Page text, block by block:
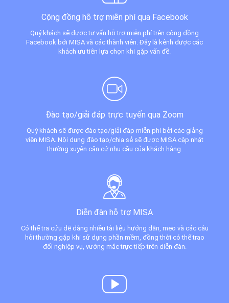
Cộng đồng hỗ trợ miễn phí qua Facebook
Quý khách sẽ được tư vấn hỗ trợ miễn phí trên cộng đồng
Facebook bởi MISA và các thành viên. Đây là kênh được các
khách ưu tiên lựa chọn khi gặp vấn đề.
Đào tạo/giải đáp trực tuyến qua Zoom
Quý khách sẽ được đào tạo/giải đáp miễn phí bởi các giảng
viên MISA. Nội dung đào tạo/chia sẻ sẽ được MISA cập nhật
thường xuyên căn cứ nhu cầu của khách hàng.
Diễn đàn hỗ trợ MISA
Có thể tra cứu dễ dàng nhiều tài liệu hướng dẫn, mẹo và các câu
hỏi thường gặp khi sử dụng phần mềm, đồng thời có thể trao
đổi nghiệp vụ, vướng mắc trực tiếp trên diễn đàn.